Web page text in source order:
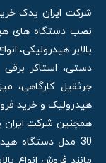
شرکت ایران یدک
نصب دستگاه های
بالابر هیدرولیکی،
دستی، استاکر
جرثقیل کارگاهی،
هیدرولیک و خرید
30 مدل دستگاه